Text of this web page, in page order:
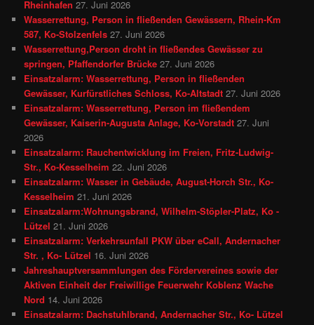
Rheinhafen 27. Juni 2026
Wasserrettung, Person in fließenden Gewässern, Rhein-Km
587, Ko-Stolzenfels 27. Juni 2026
Wasserrettung,Person droht in fließendes Gewässer zu
springen, Pfaffendorfer Brücke 27. Juni 2026
Einsatzalarm: Wasserrettung, Person in fließenden
Gewässer, Kurfürstliches Schloss, Ko-Altstadt 27. Juni 2026
Einsatzalarm: Wasserrettung, Person im fließendem
Gewässer, Kaiserin-Augusta Anlage, Ko-Vorstadt 27. Juni
2026
Einsatzalarm: Rauchentwicklung im Freien, Fritz-Ludwig-
Str., Ko-Kesselheim 22. Juni 2026
Einsatzalarm: Wasser in Gebäude, August-Horch Str., Ko-
Kesselheim 21. Juni 2026
Einsatzalarm:Wohnungsbrand, Wilhelm-Stöpler-Platz, Ko -
Lützel 21. Juni 2026
Einsatzalarm: Verkehrsunfall PKW über eCall, Andernacher
Str. , Ko- Lützel 16. Juni 2026
Jahreshauptversammlungen des Fördervereines sowie der
Aktiven Einheit der Freiwillige Feuerwehr Koblenz Wache
Nord 14. Juni 2026
Einsatzalarm: Dachstuhlbrand, Andernacher Str., Ko- Lützel